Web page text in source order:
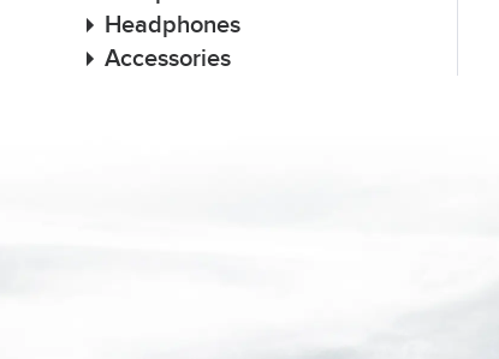
Headphones
Accessories